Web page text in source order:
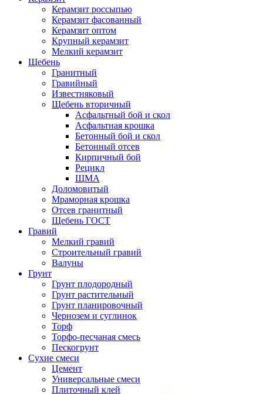
Керамзит россыпью
Керамзит фасованный
Керамзит оптом
Крупный керамзит
Мелкий керамзит
Щебень
Гранитный
Гравийный
Известняковый
Щебень вторичный
Асфальтный бой и скол
Асфальтная крошка
Бетонный бой и скол
Бетонный отсев
Кирпичный бой
Рецикл
ЩМА
Доломовитый
Мраморная крошка
Отсев гранитный
Щебень ГОСТ
Гравий
Мелкий гравий
Строительный гравий
Валуны
Грунт
Грунт плодородный
Грунт растительный
Грунт планировочный
Чернозем и суглинок
Торф
Торфо-песчаная смесь
Пескогрунт
Сухие смеси
Цемент
Универсальные смеси
Плиточный клей